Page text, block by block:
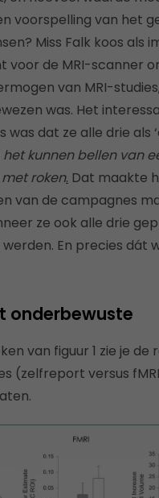
voorspelling van het
Miss Falk koos als
voor de MRI-scanner
van MRI-
was. Het
was dat ze alle drie als
het kunnen bellen van
roken. Dat maakte
van de campagnes
ze ook alle drie
En precies dát
onderbewuste
van figuur 1 zie je de
(zelfreport versus